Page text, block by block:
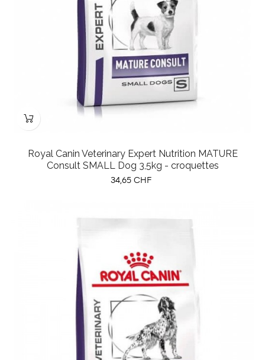
Royal Canin Veterinary Expert Nutrition MATURE
Consult SMALL Dog 3,5kg - croquettes
Prix
34,65 CHF